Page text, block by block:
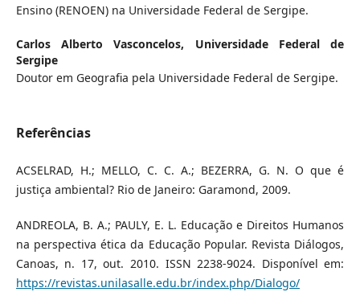
Ensino (RENOEN) na Universidade Federal de Sergipe.
Carlos Alberto Vasconcelos, Universidade Federal de
Sergipe
Doutor em Geografia pela Universidade Federal de Sergipe.
Referências
ACSELRAD, H.; MELLO, C. C. A.; BEZERRA, G. N. O que é
justiça ambiental? Rio de Janeiro: Garamond, 2009.
ANDREOLA, B. A.; PAULY, E. L. Educação e Direitos Humanos
na perspectiva ética da Educação Popular. Revista Diálogos,
Canoas, n. 17, out. 2010. ISSN 2238-9024. Disponível em:
https://revistas.unilasalle.edu.br/index.php/Dialogo/